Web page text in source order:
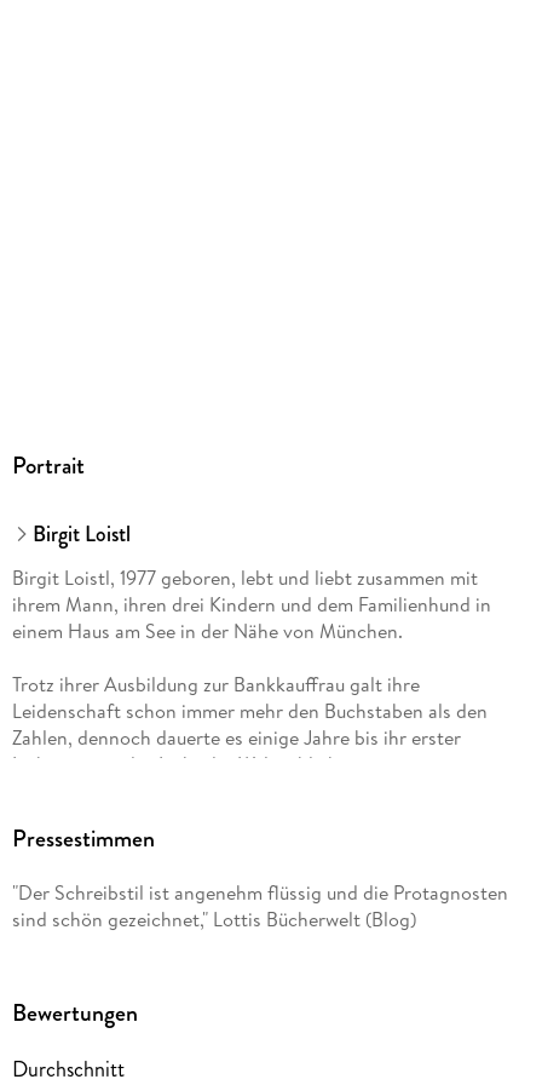
Portrait
Birgit Loistl
Birgit Loistl, 1977 geboren, lebt und liebt zusammen mit
ihrem Mann, ihren drei Kindern und dem Familienhund in
einem Haus am See in der Nähe von München.
Trotz ihrer Ausbildung zur Bankkauffrau galt ihre
Leidenschaft schon immer mehr den Buchstaben als den
Zahlen, dennoch dauerte es einige Jahre bis ihr erster
Liebesroman das Licht der Welt erblickte.
Pressestimmen
"Der Schreibstil ist angenehm flüssig und die Protagnosten
sind schön gezeichnet," Lottis Bücherwelt (Blog)
Bewertungen
Durchschnitt